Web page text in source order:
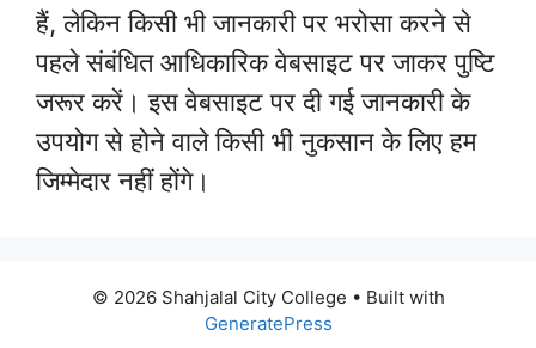
हैं, लेकिन किसी भी जानकारी पर भरोसा करने से
पहले संबंधित आधिकारिक वेबसाइट पर जाकर पुष्टि
जरूर करें। इस वेबसाइट पर दी गई जानकारी के
उपयोग से होने वाले किसी भी नुकसान के लिए हम
जिम्मेदार नहीं होंगे।
© 2026 Shahjalal City College • Built with
GeneratePress